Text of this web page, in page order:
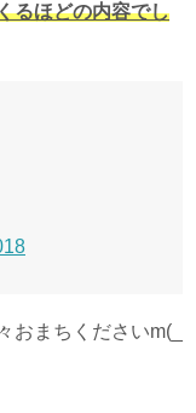
るほどの内容でし
おまちくださいm(_